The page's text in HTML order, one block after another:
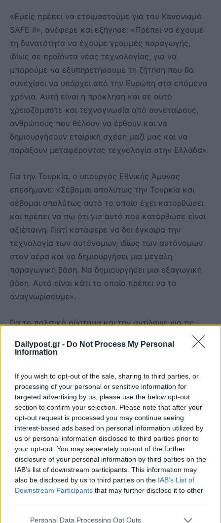
Dailypost.gr - Do Not Process My Personal
Information
If you wish to opt-out of the sale, sharing to third parties, or
processing of your personal or sensitive information for
targeted advertising by us, please use the below opt-out
section to confirm your selection. Please note that after your
opt-out request is processed you may continue seeing
interest-based ads based on personal information utilized by
us or personal information disclosed to third parties prior to
your opt-out. You may separately opt-out of the further
disclosure of your personal information by third parties on the
IAB’s list of downstream participants. This information may
also be disclosed by us to third parties on the IAB’s List of
Downstream Participants that may further disclose it to other
Personal Data Processing Opt Outs
«Εμείς πρέπει να ετοιμαστούμε για τον Κανονισμό
SAFE II», ανέφερε και εξήγησε: «Πρέπει να έχουμε
τη δυνατότητα να έχουμε γραμμές παραγωγής,
ιδίως σε προϊόντα νέας τεχνολογίας, για να
μπορούμε να εξυπηρετήσουμε τη ζήτηση που θα
συνεχίσει να υπάρχει από την Ευρώπη στα επόμενα
χρόνια. Αυτή είναι η πρόκληση και σε αυτό
χρειαζόμαστε και τεχνογνωσία από συνεταίρους,
ανθρώπους που θέλουν να έρθουν και να
δημιουργήσουν εταιρική σχέση μαζί μας και να
παράξουν μεταφέροντας τεχνολογία στην Ελλάδα».
Για την Τουρκία, ο υπουργός Εθνικής Άμυνας
επεσήμανε: «Σέβομαι απολύτως την Τουρκία και
σέβομαι απολύτως αυτό το οποίο έχει κατορθώσει
και πρέπει να πω ότι για αυτό που κατόρθωσε είναι
αξιέπαινη. Γιατί κατάφερε να δει έγκαιρα την
τεχνολογία των αυτόνομων, ιδίως των αυτόνομων
στον αέρα και να δημιουργήσει μια μεγάλη
παραγωγική βάση. Να δημιουργήσει μια εξαγωγική
βάση. Αυτό είναι κάτι το οποίο πρέπει να το
αναγνωρίσουμε».
Για το πολιτικό σύστημα και την αντίληψη για τις
προκλήσεις που αντιμετωπίζει η Ελλάδα, τόνισε πως
«πρέπει να διαμορφώσουμε μια κοινή αντίληψη για
εμπιστευτούμε την ηγεσία των Ενόπλων Δυνάμεων,
την εκάστοτε ηγεσία των Ενόπλων Δυνάμεων, να
καταλήξει στις σωστές αποφάσεις και να
εξαιρέσουμε από την πολιτική αντιπαλότητα το
συγκεκριμένο υπουργείο, ώστε να μπορεί να
κινηθεί».
Σημειώνεται ότι ο κ. Μαυρούκας, ο οποίος
συμμετείχε στη συζήτηση, ηγείται του σχεδίου
ανάπτυξης προϊόντων, σε εφαρμογή του